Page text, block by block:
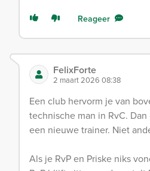
Reageer
FelixForte
2 maart 2026 08:38
Een club hervorm je van
technische man in RvC.
een nieuwe trainer. Niet
Als je RvP en Priske niks